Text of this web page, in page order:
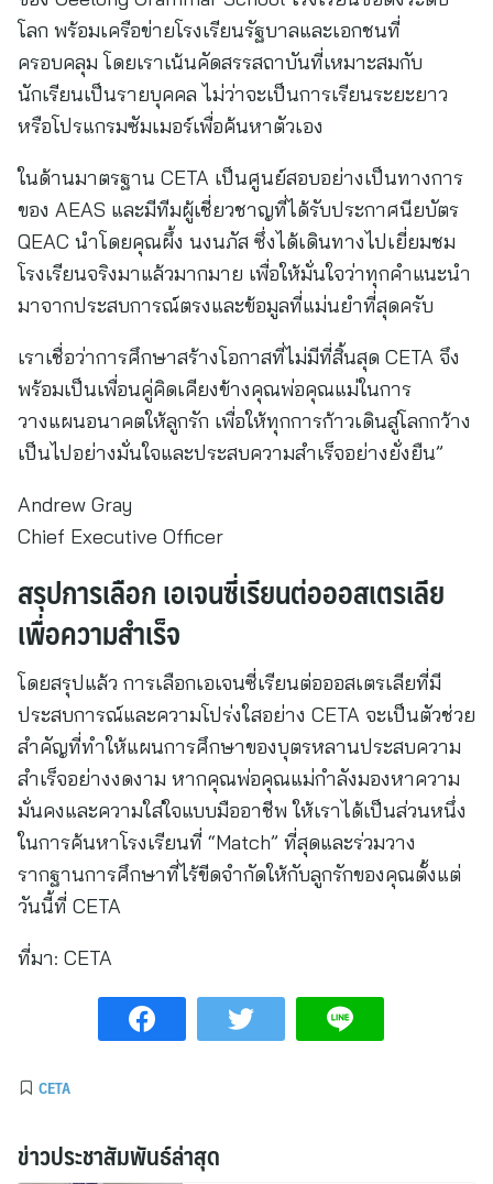
โลก พร้อมเครือข่ายโรงเรียนรัฐบาลและเอกชนที่
ครอบคลุม โดยเราเน้นคัดสรรสถาบันที่เหมาะสมกับ
นักเรียนเป็นรายบุคคล ไม่ว่าจะเป็นการเรียนระยะยาว
หรือโปรแกรมซัมเมอร์เพื่อค้นหาตัวเอง
ในด้านมาตรฐาน CETA เป็นศูนย์สอบอย่างเป็นทางการ
ของ AEAS และมีทีมผู้เชี่ยวชาญที่ได้รับประกาศนียบัตร
QEAC นำโดยคุณผึ้ง นงนภัส ซึ่งได้เดินทางไปเยี่ยมชม
โรงเรียนจริงมาแล้วมากมาย เพื่อให้มั่นใจว่าทุกคำแนะนำ
มาจากประสบการณ์ตรงและข้อมูลที่แม่นยำที่สุดครับ
เราเชื่อว่าการศึกษาสร้างโอกาสที่ไม่มีที่สิ้นสุด CETA จึง
พร้อมเป็นเพื่อนคู่คิดเคียงข้างคุณพ่อคุณแม่ในการ
วางแผนอนาคตให้ลูกรัก เพื่อให้ทุกการก้าวเดินสู่โลกกว้าง
เป็นไปอย่างมั่นใจและประสบความสำเร็จอย่างยั่งยืน”
Andrew Gray
Chief Executive Officer
สรุปการเลือก เอเจนซี่เรียนต่อออสเตรเลีย
เพื่อความสำเร็จ
โดยสรุปแล้ว การเลือกเอเจนซี่เรียนต่อออสเตรเลียที่มี
ประสบการณ์และความโปร่งใสอย่าง CETA จะเป็นตัวช่วย
สำคัญที่ทำให้แผนการศึกษาของบุตรหลานประสบความ
สำเร็จอย่างงดงาม หากคุณพ่อคุณแม่กำลังมองหาความ
มั่นคงและความใส่ใจแบบมืออาชีพ ให้เราได้เป็นส่วนหนึ่ง
ในการค้นหาโรงเรียนที่ “Match” ที่สุดและร่วมวาง
รากฐานการศึกษาที่ไร้ขีดจำกัดให้กับลูกรักของคุณตั้งแต่
วันนี้ที่ CETA
ที่มา: CETA
CETA
ข่าวประชาสัมพันธ์ล่าสุด